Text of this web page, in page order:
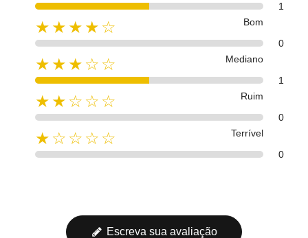
1
★★★★☆
Bom
0
★★★☆☆
Mediano
1
★★☆☆☆
Ruim
0
★☆☆☆☆
Terrível
0
Escreva sua avaliação